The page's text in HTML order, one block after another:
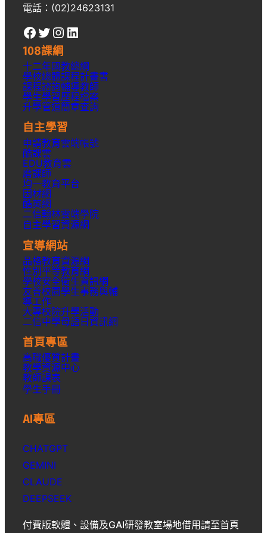
電話：(02)24623131
Facebook Twitter Instagram LinkedIn
108課綱
十二年國教總綱
學校總體課程計畫書
課程諮詢輔導教師
學生學習歷程檔案
升學管道簡章查詢
自主學習
申請教育雲端帳號
酷課雲
EDU教育雲
磨課師
均一教育平台
因材網
酷英網
二信翰林雲端學院
自主學習資源網
宣導網站
品格教育資源網
性別平等教育網
學校安全衛生資訊網
友善校園學生事務與輔
導工作
大專校院升學活動
二信中學母語日資訊網
首頁專區
高職優質計畫
教學資源中心
教師課表
學生手冊
AI專區
CHATGPT
GEMINI
CLAUDE
DEEPSEEK
付費版軟體、設備及GAI研發教室場地借用請至首頁